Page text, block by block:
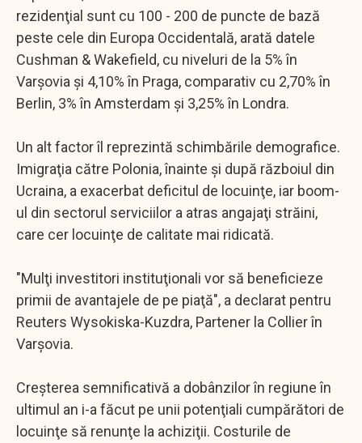
rezidenţial sunt cu 100 - 200 de puncte de bază
peste cele din Europa Occidentală, arată datele
Cushman & Wakefield, cu niveluri de la 5% în
Varşovia şi 4,10% în Praga, comparativ cu 2,70% în
Berlin, 3% în Amsterdam şi 3,25% în Londra.
Un alt factor îl reprezintă schimbările demografice.
Imigraţia către Polonia, înainte şi după războiul din
Ucraina, a exacerbat deficitul de locuinţe, iar boom-
ul din sectorul serviciilor a atras angajaţi străini,
care cer locuinţe de calitate mai ridicată.
"Mulţi investitori instituţionali vor să beneficieze
primii de avantajele de pe piaţă", a declarat pentru
Reuters Wysokiska-Kuzdra, Partener la Collier în
Varşovia.
Creşterea semnificativă a dobânzilor în regiune în
ultimul an i-a făcut pe unii potenţiali cumpărători de
locuinţe să renunţe la achiziţii. Costurile de